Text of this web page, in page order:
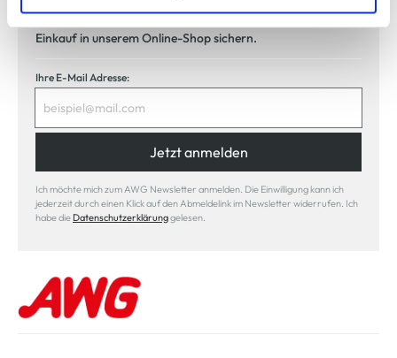
zu ändern oder zu widerrufen) erfahren Sie in unserem
Cookie-Hinweisbzw. derDatenschutzerklärung.
Jetzt anmelden und einen10% Gutscheinfür Ihren nächsten
Einkauf in unserem Online-Shop sichern.
Ihre E-Mail Adresse:
Jetzt anmelden
Ich möchte mich zum AWG Newsletter anmelden. Die Einwilligung kann ich
jederzeit durch einen Klick auf den Abmeldelink im Newsletter widerrufen. Ich
habe die Datenschutzerklärunggelesen.